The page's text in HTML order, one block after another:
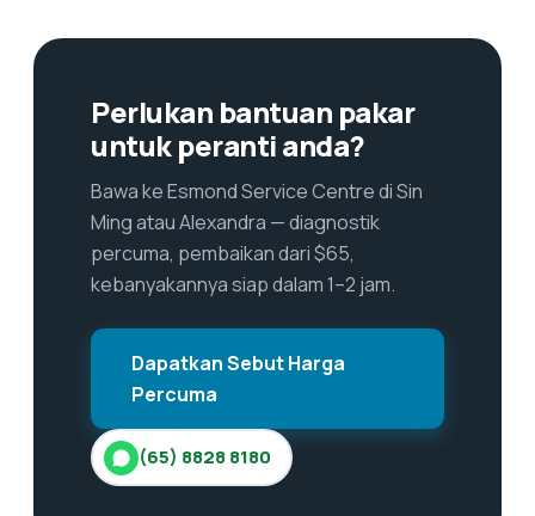
Perlukan bantuan pakar
untuk peranti anda?
Bawa ke Esmond Service Centre di Sin
Ming atau Alexandra — diagnostik
percuma, pembaikan dari $65,
kebanyakannya siap dalam 1–2 jam.
Dapatkan Sebut Harga
Percuma
(65) 8828 8180